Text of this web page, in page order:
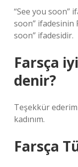
“See you soon”
soon” ifadesinin
soon” ifadesidir.
Farsça
denir?
Teşekkür
kadınım.
Farsça